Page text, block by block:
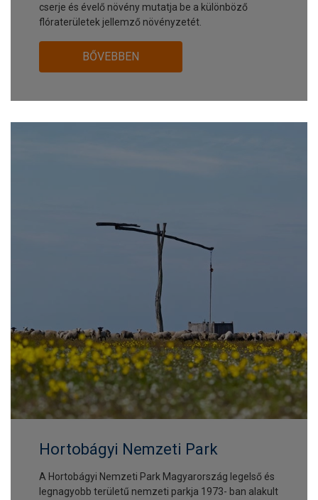
cserje és évelő növény mutatja be a különböző
flóraterületek jellemző növényzetét.
BŐVEBBEN
Hortobágyi Nemzeti Park
A Hortobágyi Nemzeti Park Magyarország legelső és
legnagyobb területű nemzeti parkja 1973- ban alakult